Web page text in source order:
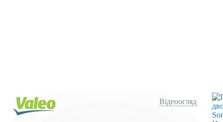
Відеоогляд